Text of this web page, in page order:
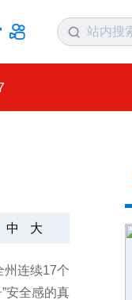
中 大
州连续17个
安全感的真